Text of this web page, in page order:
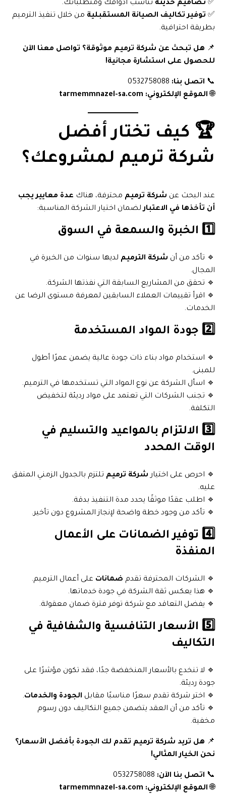
✅ تصاميم حديثة تناسب أذواقك ومتطلباتك.
✅ توفير تكاليف الصيانة المستقبلية من خلال تنفيذ الترميم
بطريقة احترافية.
📌 هل تبحث عن شركة ترميم موثوقة؟ تواصل معنا الآن
للحصول على استشارة مجانية!
📞 اتصل بنا:
🌐الموقع الإلكتروني: tarmemmnazel-sa.com
🏆 كيف تختار أفضل
شركة ترميم لمشروعك؟
عند البحث عن شركة ترميم محترفة، هناك عدة معايير يجب
أن تأخذها في الاعتبارلضمان اختيار الشركة المناسبة:
1️⃣ الخبرة والسمعة في السوق
🔹 تأكد من أن شركة الترميم لديها سنوات من الخبرة في
المجال.
🔹 تحقق من المشاريع السابقة التي نفذتها الشركة.
🔹 اقرأ تقييمات العملاء السابقين لمعرفة مستوى الرضا عن
الخدمات.
2️⃣ جودة المواد المستخدمة
🔹 استخدام مواد بناء ذات جودة عالية يضمن عمرًا أطول
للمبنى.
🔹 اسأل الشركة عن نوع المواد التي تستخدمها في الترميم.
🔹 تجنب الشركات التي تعتمد على مواد رديئة لتخفيض
التكلفة.
3️⃣ الالتزام بالمواعيد والتسليم في
الوقت المحدد
🔹 احرص على اختيار شركة ترميم تلتزم بالجدول الزمني المتفق
عليه.
🔹 اطلب عقدًا موثقًا يحدد مدة التنفيذ بدقة.
🔹 تأكد من وجود خطة واضحة لإنجاز المشروع دون تأخير.
4️⃣ توفير الضمانات على الأعمال
المنفذة
🔹 الشركات المحترفة تقدم ضمانات على أعمال الترميم.
🔹 هذا يعكس ثقة الشركة في جودة خدماتها.
🔹 يفضل التعاقد مع شركة توفر فترة ضمان معقولة.
5️⃣ الأسعار التنافسية والشفافية في
التكاليف
🔹 لا تنخدع بالأسعار المنخفضة جدًا، فقد تكون مؤشرًا على
جودة رديئة.
🔹 اختر شركة تقدم سعرًا مناسبًا مقابل الجودة والخدمات.
🔹 تأكد من أن العقد يتضمن جميع التكاليف دون رسوم
مخفية.
📌 هل تريد شركة ترميم تقدم لك الجودة بأفضل الأسعار؟
نحن الخيار المثالي!
📞 اتصل بنا الآن:
🌐الموقع الإلكتروني: tarmemmnazel-sa.com